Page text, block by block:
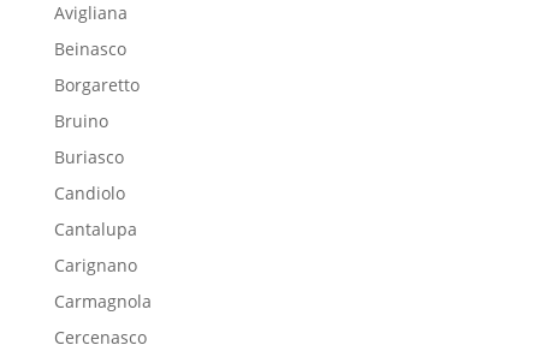
Avigliana
Beinasco
Borgaretto
Bruino
Buriasco
Candiolo
Cantalupa
Carignano
Carmagnola
Cercenasco